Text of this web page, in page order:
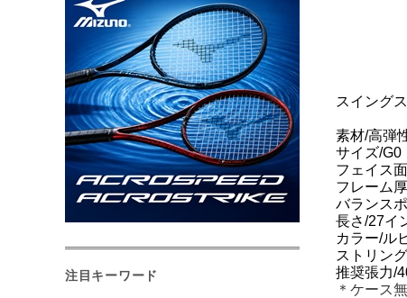
スイング
素材/高弾
サイズ/G0
フェイス
フレーム
バランス
長さ/27イ
カラー/ル
ストリン
推奨張力/
＊ケース
注目キーワード